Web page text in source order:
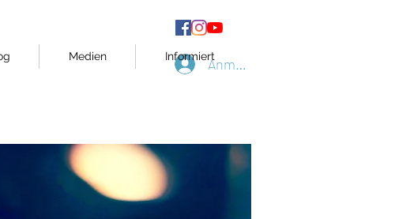
Anmelden
Medien Informiert